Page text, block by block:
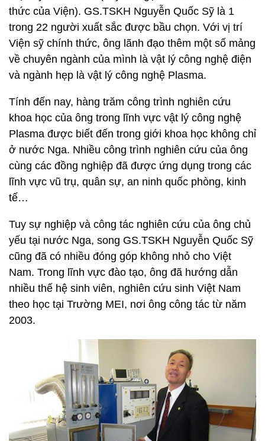
thức của Viện). GS.TSKH Nguyễn Quốc Sỹ là 1
trong 22 người xuất sắc được bầu chọn. Với vị trí
Viện sỹ chính thức, ông lãnh đạo thêm một số mảng
về chuyên ngành của mình là vật lý công nghệ điện
và ngành hẹp là vật lý công nghệ Plasma.
Tính đến nay, hàng trăm công trình nghiên cứu
khoa học của ông trong lĩnh vực vật lý công nghệ
Plasma được biết đến trong giới khoa học không chỉ
ở nước Nga. Nhiều công trình nghiên cứu của ông
cùng các đồng nghiệp đã được ứng dụng trong các
lĩnh vực vũ trụ, quân sự, an ninh quốc phòng, kinh
tế…
Tuy sự nghiệp và công tác nghiên cứu của ông chủ
yếu tại nước Nga, song GS.TSKH Nguyễn Quốc Sỹ
cũng đã có nhiều đóng góp không nhỏ cho Việt
Nam. Trong lĩnh vực đào tạo, ông đã hướng dẫn
nhiều thế hệ sinh viên, nghiên cứu sinh Việt Nam
theo học tại Trường MEI, nơi ông công tác từ năm
2003.